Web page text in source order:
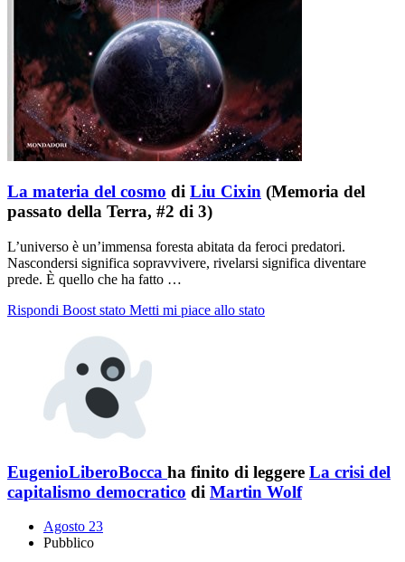
La materia del cosmo di Liu Cixin (Memoria del
passato della Terra, #2 di 3)
L’universo è un’immensa foresta abitata da feroci predatori.
Nascondersi significa sopravvivere, rivelarsi significa diventare
prede. È quello che ha fatto …
Rispondi Boost stato Metti mi piace allo stato
EugenioLiberoBocca ha finito di leggere La crisi del
capitalismo democratico di Martin Wolf
Agosto 23
Pubblico